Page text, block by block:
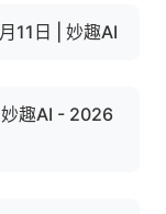
11日 | 妙趣AI
趣AI - 2026